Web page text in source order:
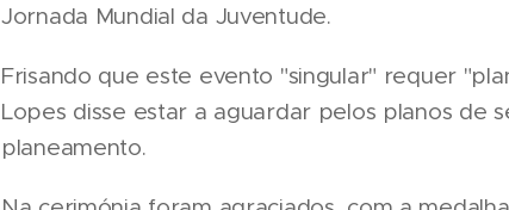
Jornada Mundial da Juventude.
Frisando que este evento "singular" requer
Lopes disse estar a aguardar pelos planos de
planeamento.